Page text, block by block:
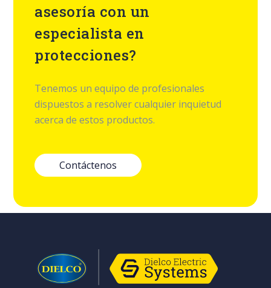
asesoría con un
especialista en
protecciones?
Tenemos un equipo de profesionales
dispuestos a resolver cualquier inquietud
acerca de estos productos.
Contáctenos